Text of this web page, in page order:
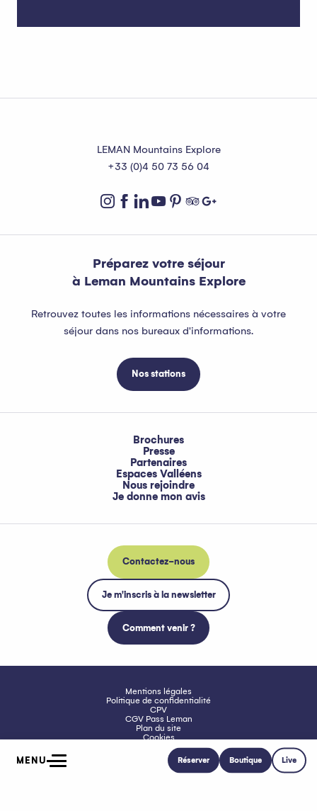
MENU Réserver Boutique Live
LEMAN Mountains Explore
+33 (0)4 50 73 56 04
Préparez votre séjour
à Leman Mountains Explore
Retrouvez toutes les informations nécessaires à votre
séjour dans nos bureaux d'informations.
Nos stations
Brochures
Presse
Partenaires
Espaces Valléens
Nous rejoindre
Je donne mon avis
Contactez-nous
Je m'inscris à la newsletter
Comment venir ?
Mentions légales
Politique de confidentialité
CPV
CGV Pass Leman
Plan du site
Cookies
Accessibilité : non conforme